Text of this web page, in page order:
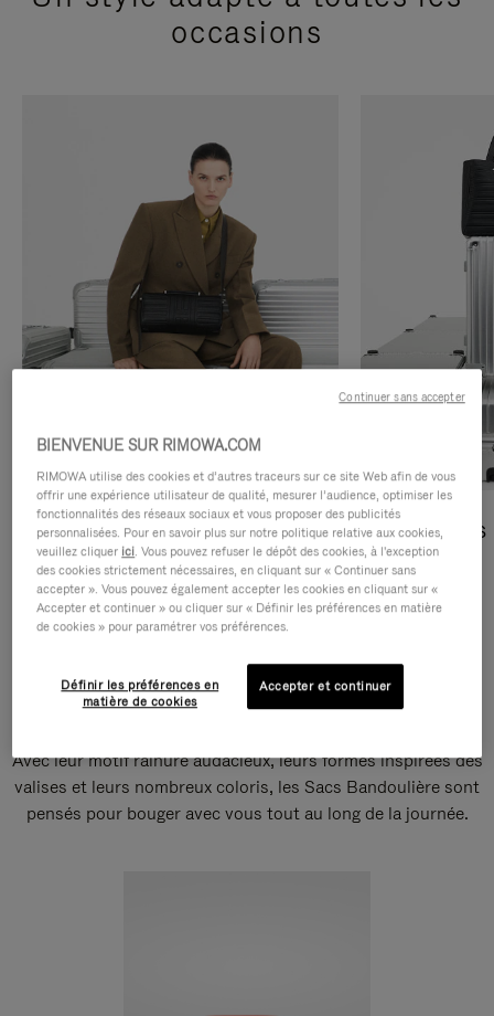
occasions
Sacs Bandoulière
DÉCOUVRIR
Sacs Cabas
DÉCOUVRIR
Sacs Bandoulière Groove
Avec leur motif rainuré audacieux, leurs formes inspirées des
valises et leurs nombreux coloris, les Sacs Bandoulière sont
pensés pour bouger avec vous tout au long de la journée.
BIENVENUE SUR RIMOWA.COM
RIMOWA utilise des cookies et d’autres traceurs sur ce site Web afin de vous
offrir une expérience utilisateur de qualité, mesurer l’audience, optimiser les
fonctionnalités des réseaux sociaux et vous proposer des publicités
personnalisées. Pour en savoir plus sur notre politique relative aux cookies,
veuillez cliquer ici. Vous pouvez refuser le dépôt des cookies, à l'exception
des cookies strictement nécessaires, en cliquant sur « Continuer sans
accepter ». Vous pouvez également accepter les cookies en cliquant sur «
Accepter et continuer » ou cliquer sur « Définir les préférences en matière
de cookies » pour paramétrer vos préférences.
Définir les préférences en
matière de cookies
Accepter et continuer
Continuer sans accepter